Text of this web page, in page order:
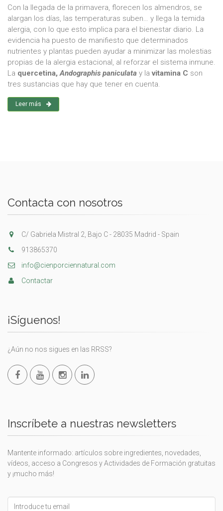
Con la llegada de la primavera, florecen los almendros, se
alargan los días, las temperaturas suben… y llega la temida
alergia, con lo que esto implica para el bienestar diario. La
evidencia ha puesto de manifiesto que determinados
nutrientes y plantas pueden ayudar a minimizar las molestias
propias de la alergia estacional, al reforzar el sistema inmune.
La quercetina,Andographis paniculata y lavitamina C son
tres sustancias que hay que tener en cuenta.
Leer más
Contacta con nosotros
C/ Gabriela Mistral 2, Bajo C - 28035 Madrid - Spain
913865370
info@cienporciennatural.com
Contactar
¡Síguenos!
¿Aún no nos sigues en las RRSS?
Inscríbete a nuestras newsletters
Mantente informado: artículos sobre ingredientes, novedades,
vídeos, acceso a Congresos y Actividades de Formación gratuitas
y ¡mucho más!
this